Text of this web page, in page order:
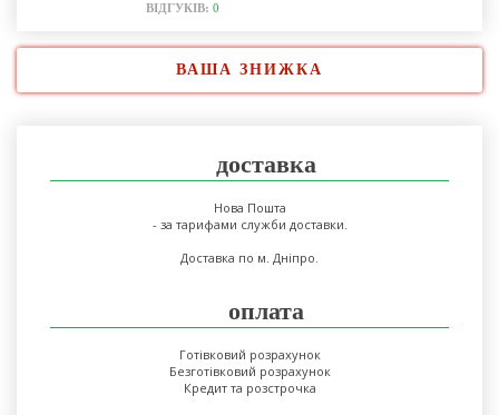
ВІДГУКІВ: 0
ВАША ЗНИЖКА
доставка
Нова Пошта
- за тарифами служби доставки.
Доставка по м. Дніпро.
оплата
Готівковий розрахунок
Безготівковий розрахунок
Кредит та розстрочка